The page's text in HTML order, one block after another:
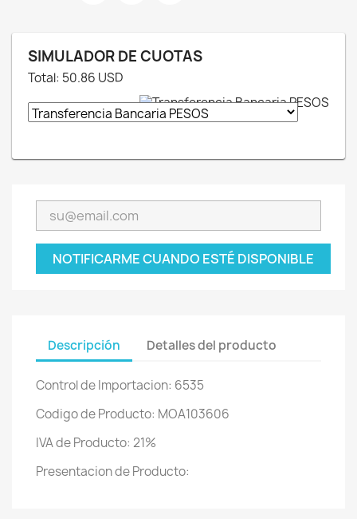
SIMULADOR DE CUOTAS
Total: 50.86 USD
NOTIFICARME CUANDO ESTÉ DISPONIBLE
Descripción Detalles del producto
Control de Importacion: 6535
Codigo de Producto: MOA103606
IVA de Producto: 21%
Presentacion de Producto: